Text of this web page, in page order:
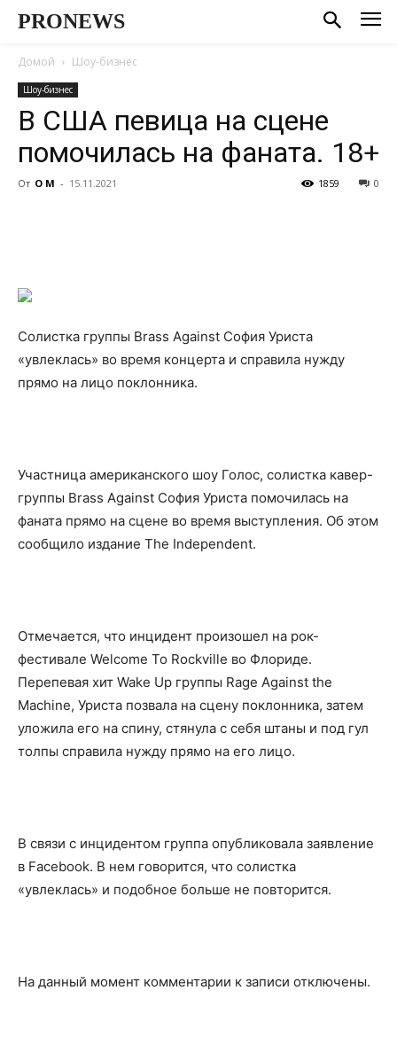
PRONEWS
Домой Шоу-бизнес
Шоу-бизнес
В США певица на сцене
помочилась на фаната. 18+
От О М - 15.11.2021 0
1859
Солистка группы Brass Against София Уриста
«увлеклась» во время концерта и справила нужду
прямо на лицо поклонника.
Участница американского шоу Голос, солистка кавер-
группы Brass Against София Уриста помочилась на
фаната прямо на сцене во время выступления. Об этом
сообщило издание The Independent.
Отмечается, что инцидент произошел на рок-
фестивале Welcome To Rockville во Флориде.
Перепевая хит Wake Up группы Rage Against the
Machine, Уриста позвала на сцену поклонника, затем
уложила его на спину, стянула с себя штаны и под гул
толпы справила нужду прямо на его лицо.
В связи с инцидентом группа опубликовала заявление
в Facebook. В нем говорится, что солистка
«увлеклась» и подобное больше не повторится.
На данный момент комментарии к записи отключены.